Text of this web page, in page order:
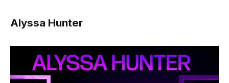
Alyssa Hunter